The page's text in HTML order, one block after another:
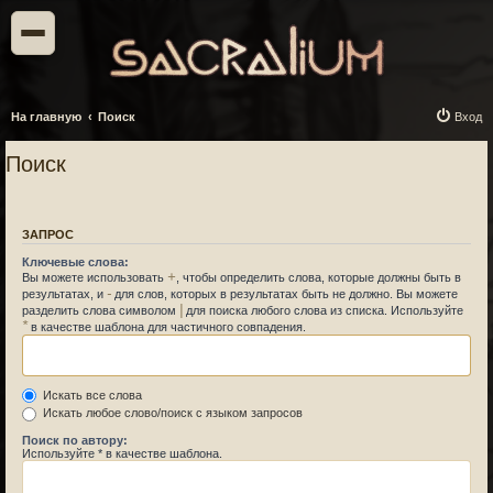
На главную Поиск Вход
Поиск
ЗАПРОС
Ключевые слова:
Вы можете использовать + , чтобы определить слова, которые должны быть в
результатах, и - для слов, которых в результатах быть не должно. Вы можете
разделить слова символом | для поиска любого слова из списка. Используйте
*в качестве шаблона для частичного совпадения.
Искать все слова
Искать любое слово/поиск с языком запросов
Поиск по автору:
Используйте * в качестве шаблона.